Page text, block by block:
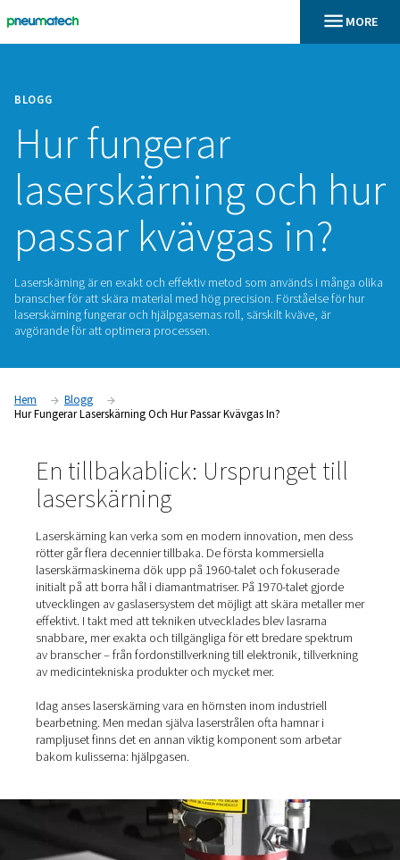
BLOGG
Hur fungerar
laserskärning
passar kvävgas
branscher för att skära material med hög precision.
laserskärning fungerar och hjälpgasernas roll, särskilt
avgörande för att optimera processen.
Hem
Blogg
Hur Fungerar Laserskärning Och Hur Passar Kvävgas In?
En tillbakablick:
laserskärning
Laserskärning kan verka som en modern innovation,
laserskärmaskinerna dök upp på 1960-talet och
initialt på att borra hål i diamantmatriser. På 1970-talet
utvecklingen av gaslasersystem det möjligt att skära
snabbare, mer exakta och tillgängliga för ett bredare
av branscher – från fordonstillverkning till elektronik,
av medicintekniska produkter och mycket mer.